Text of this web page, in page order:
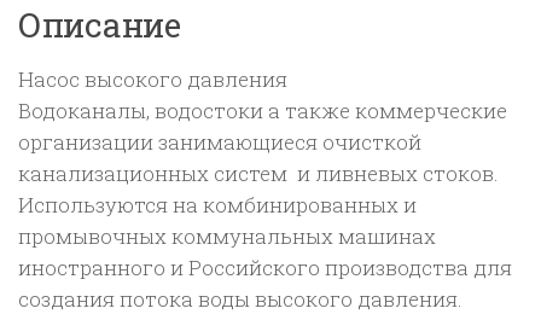
ES
185
л/
мин;
160
бар.
1200
об/
мин,
Описание
Насос высокого давления
Водоканалы, водостоки а также коммерческие
организации занимающиеся очисткой
канализационных систем и ливневых стоков.
Используются на комбинированных и
промывочных коммунальных машинах
иностранного и Российского производства для
создания потока воды высокого давления.